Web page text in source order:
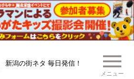
新潟の街ネタ 毎日発信！
メニュー